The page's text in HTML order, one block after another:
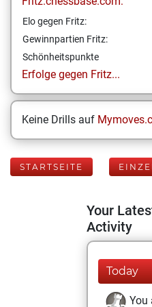
Elo gegen Fritz:
Gewinnpartien Fritz:
Schönheitspunkte
Erfolge gegen Fritz...
Keine Drills auf
STARTSEITE
Your
Activity
Today
You